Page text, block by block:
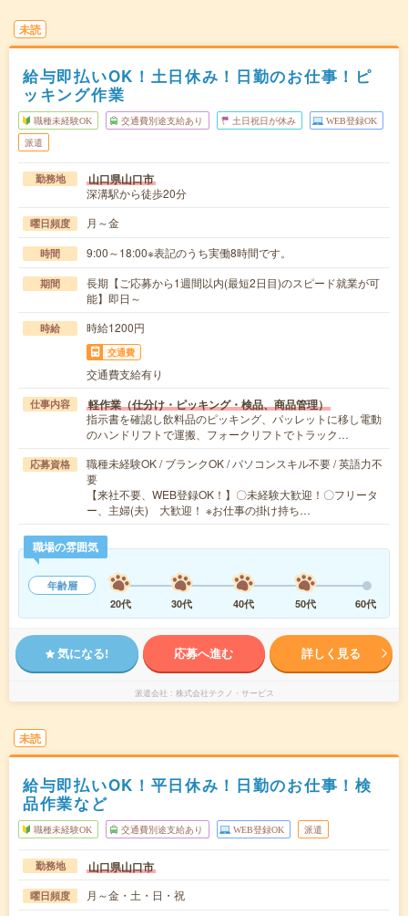
未読
給与即払いOK！土日休み！日勤のお仕事！ピ
ッキング作業
職種未経験OK 交通費別途支給あり 土日祝日が休み WEB登録OK
派遣
勤務地 山口県山口市
深溝駅から徒歩20分
曜日頻度 月～金
時間 9:00～18:00※表記のうち実働8時間です。
期間
長期【ご応募から1週間以内(最短2日目)のスピード就業が可
能】即日～
時給 時給1200円
交通費
交通費支給有り
仕事内容 軽作業（仕分け・ピッキング・検品、商品管理）
指示書を確認し飲料品のピッキング、パッレットに移し電動
のハンドリフトで運搬、フォークリフトでトラック…
応募資格
職種未経験OK / ブランクOK / パソコンスキル不要 / 英語力不
要
【来社不要、WEB登録OK！】〇未経験大歓迎！〇フリータ
ー、主婦(夫) 大歓迎！ ※お仕事の掛け持ち…
職場の雰囲気
年齢層
20代
30代 40代 50代 60代
気になる! 応募へ進む 詳しく見る
派遣会社 株式会社テクノ・サービス
未読
給与即払いOK！平日休み！日勤のお仕事！検
品作業など
職種未経験OK 交通費別途支給あり WEB登録OK 派遣
勤務地 山口県山口市
曜日頻度 月～金・土・日・祝